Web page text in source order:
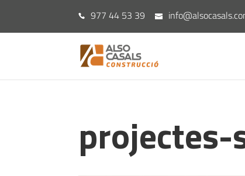
977 44 53 39
projectes-